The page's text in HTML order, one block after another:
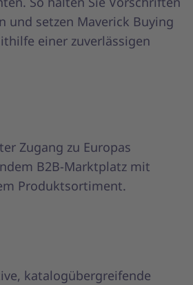
und setzen Maverick Buying
einer zuverlässigen
Zugang zu Europas
B2B-Marktplatz mit
Produktsortiment.
katalogübergreifende